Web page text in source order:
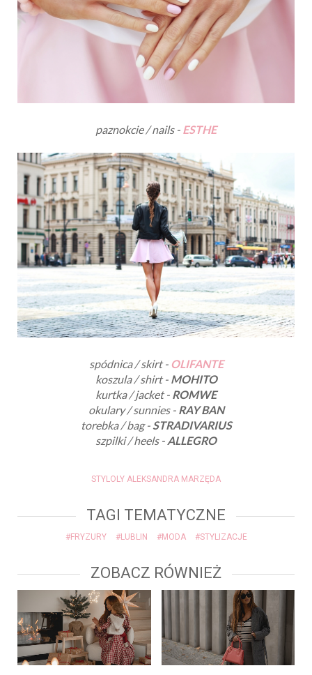
paznokcie / nails - ESTHE
spódnica / skirt - OLIFANTE
koszula / shirt - MOHITO
kurtka / jacket - ROMWE
okulary / sunnies - RAY BAN
torebka / bag -STRADIVARIUS
szpilki / heels - ALLEGRO
STYLOLY ALEKSANDRA MARZĘDA
TAGI TEMATYCZNE
#FRYZURY #LUBLIN #MODA #STYLIZACJE
ZOBACZ RÓWNIEŻ